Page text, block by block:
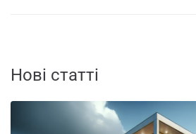
Нові статті